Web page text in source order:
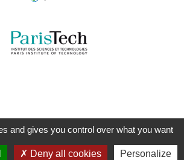
and gives you control over what you want
Deny all cookies Personalize